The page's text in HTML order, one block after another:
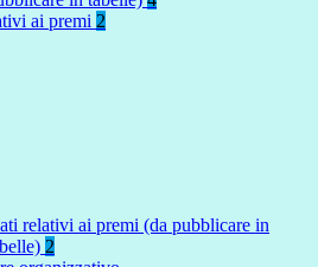
ai premi 2
relativi ai premi (da pubblicare in
2